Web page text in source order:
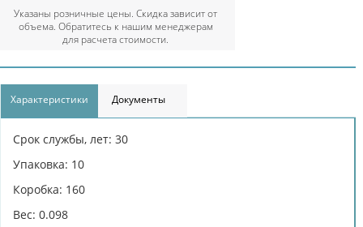
Указаны розничные цены. Скидка зависит от
объема. Обратитесь к нашим менеджерам
для расчета стоимости.
Характеристики Документы
Срок службы, лет: 30
Упаковка: 10
Коробка: 160
Вес: 0.098